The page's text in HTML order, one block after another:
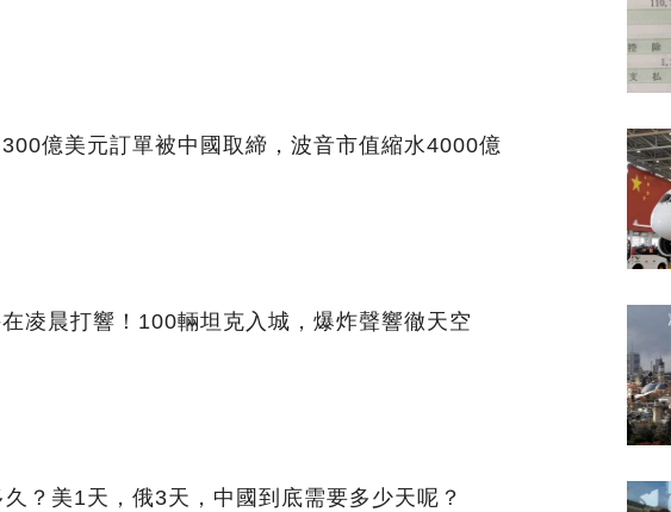
億美元訂單被中國取締，波音市值縮水4000億
凌晨打響！100輛坦克入城，爆炸聲響徹天空
？美1天，俄3天，中國到底需要多少天呢？